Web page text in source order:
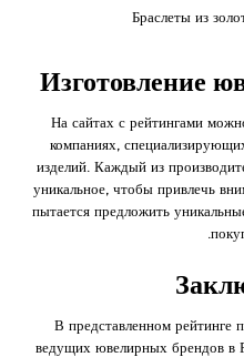
Браслеты из
Изготовление
На сайтах с рейтингами
компаниях,
изделий. Каждый из
уникальное, чтобы привлечь
пытается предложить
В представленном рейтинге
ведущих ювелирных брендов в